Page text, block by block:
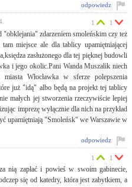
odpowiedz
"obklejania" zdarzeniem smoleńskim czy też
miejsce ale dla tablicy upamiętniającej
zasłużonego dla tej pięknej budowli
i jego okolic.Pani Wanda Muszalik niech
Włocławka w sferze polepszenia
już "idą" albo będą na projekt tej tablicy
małych jej stworzenia rzeczywiście lepiej
imprezę wyłącznie dla nich na przykład
upamiętniają "Smoleńsk" we Warszawie w
1 1
odpowiedz
nią zapłać i powieś w swoim gabinecie,
się od katedry, która jest zabytkiem, a
1 1